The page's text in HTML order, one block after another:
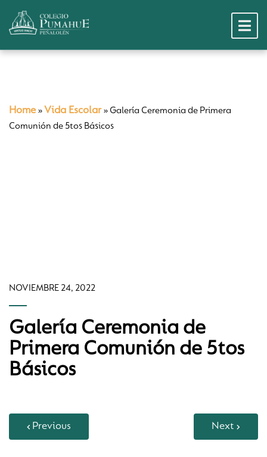
Home » Vida Escolar» Galería Ceremonia de Primera
Comunión de 5tos Básicos
NOVIEMBRE 24, 2022
Galería Ceremonia de
Primera Comunión de 5tos
Básicos
Previous Next